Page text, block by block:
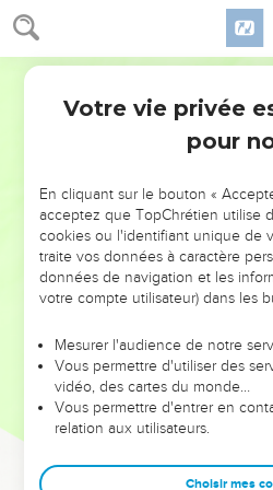
NE MANQUEZ PAS
DE
ET SI LEURS ERREURS
VOTRES
leur foi ou leur vision. Mais on voit
et les saisons difficiles qu'ils ont
sont elles qui les
Dans cette conférence, leaders,
clés pour avancer avec plus de
Votre vie privée
pour
En cliquant sur le bouton «
acceptez que TopChrétien utilise
cookies ou l'identifiant unique de
traite vos données à caractère
données de navigation et les
votre compte utilisateur) dans les
Mesurer l'audience de notre
Vous permettre d'utiliser des
vidéo, des cartes du monde…
Vous permettre d'entrer en
relation aux utilisateurs.
Choisir mes